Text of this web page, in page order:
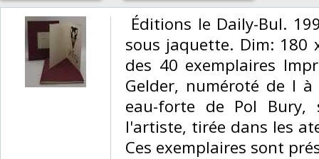
Éditions le Daily-Bul.
sous jaquette. Dim: 180
des 40 exemplaires
Gelder, numéroté de I à
eau-forte de Pol Bury,
l'artiste, tirée dans les
Ces exemplaires sont